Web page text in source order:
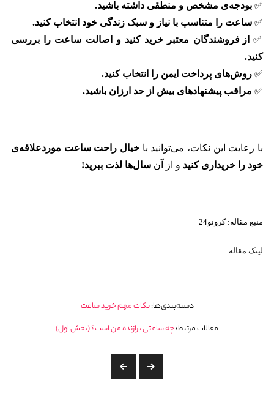
✅ بودجه‌ی مشخص و منطقی داشته باشید.
✅ ساعت را متناسب با نیاز و سبک زندگی خود انتخاب کنید.
✅ از فروشندگان معتبر خرید کنید و اصالت ساعت را بررسی
کنید.
✅ روش‌های پرداخت ایمن را انتخاب کنید.
✅ مراقب پیشنهادهای بیش از حد ارزان باشید.
با رعایت این نکات، می‌توانید باخیال راحت ساعت موردعلاقه‌ی
خود را خریداری کنید و از آن سال‌ها لذت ببرید!
منبع مقاله: کرونو24
لینک مقاله
دسته‌بندی‌ها:نکات مهم خرید ساعت
مقالات مرتبط:چه ساعتی برازنده من است؟ (بخش اول)